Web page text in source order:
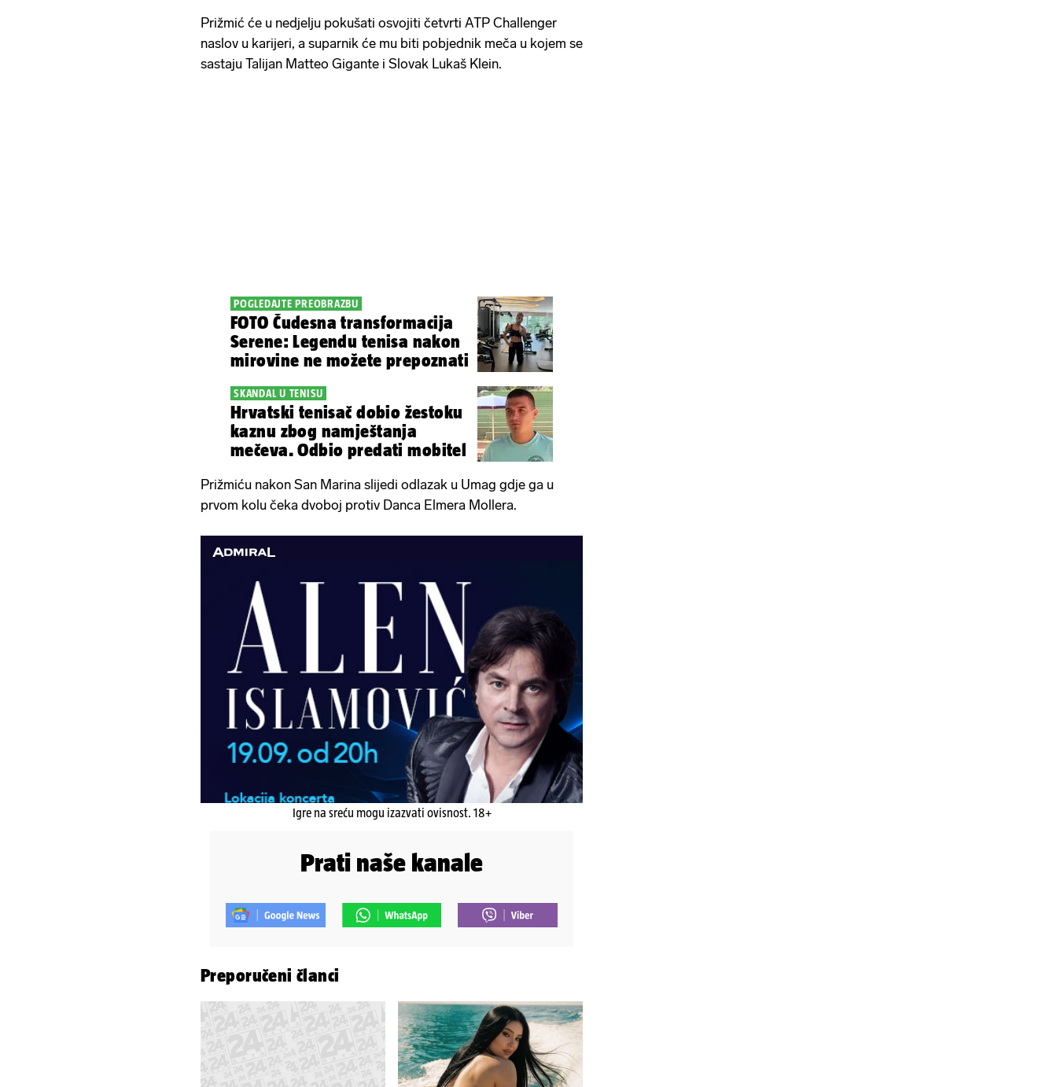
Prižmić će u nedjelju pokušati osvojiti četvrti ATP Challenger
naslov u karijeri, a suparnik će mu biti pobjednik meča u kojem se
sastaju Talijan Matteo Gigante i Slovak Lukaš Klein.
POGLEDAJTE PREOBRAZBU
FOTO Čudesna transformacija
Serene: Legendu tenisa nakon
mirovine ne možete prepoznati
SKANDAL U TENISU
Hrvatski tenisač dobio žestoku
kaznu zbog namještanja
mečeva. Odbio predati mobitel
Prižmiću nakon San Marina slijedi odlazak u Umag gdje ga u
prvom kolu čeka dvoboj protiv Danca Elmera Mollera.
Igre na sreću mogu izazvati ovisnost. 18+
Prati naše kanale
Preporučeni članci